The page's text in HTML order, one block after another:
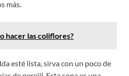
más.
hacer las coliflores?
esté lista, sirva con un poco de